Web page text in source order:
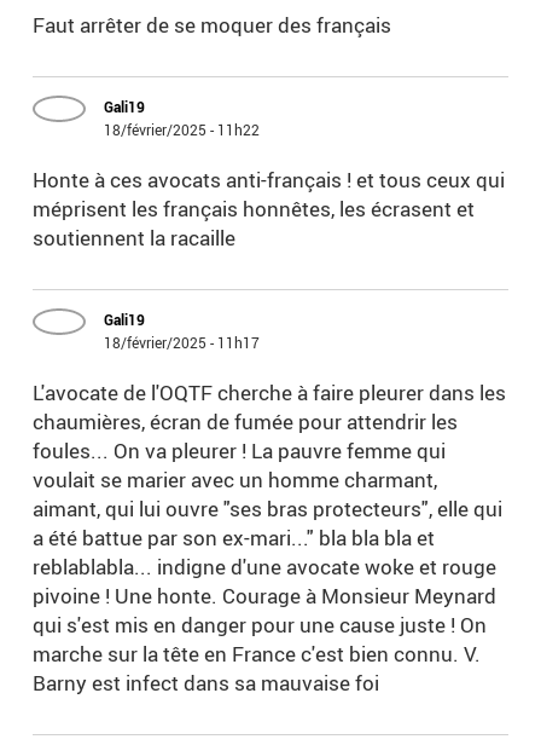
Faut arrêter de se moquer des français
Gali19
18/février/2025 - 11h22
Honte à ces avocats anti-français ! et tous ceux qui
méprisent les français honnêtes, les écrasent et
soutiennent la racaille
Gali19
18/février/2025 - 11h17
L'avocate de l'OQTF cherche à faire pleurer dans les
chaumières, écran de fumée pour attendrir les
foules... On va pleurer ! La pauvre femme qui
voulait se marier avec un homme charmant,
aimant, qui lui ouvre "ses bras protecteurs", elle qui
a été battue par son ex-mari..." bla bla bla et
reblablabla... indigne d'une avocate woke et rouge
pivoine ! Une honte. Courage à Monsieur Meynard
qui s'est mis en danger pour une cause juste ! On
marche sur la tête en France c'est bien connu. V.
Barny est infect dans sa mauvaise foi